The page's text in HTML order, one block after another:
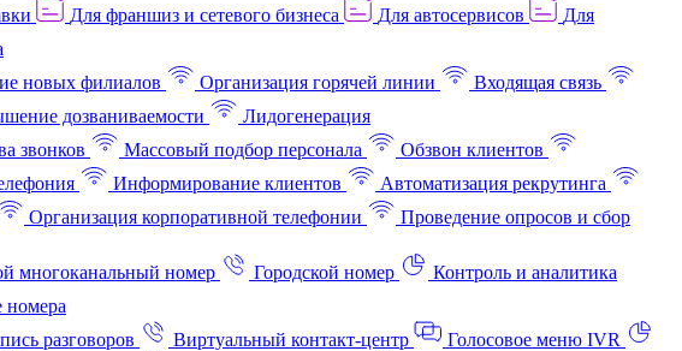
Для франшиз и сетевого бизнеса Для автосервисов
Для
новых филиалов Организация горячей линии
Входящая связь
дозваниваемости
Лидогенерация
звонков Массовый подбор персонала
Обзвон клиентов
Информирование клиентов
Автоматизация рекрутинга
Организация корпоративной телефонии
Проведение опросов и сбор
многоканальный номер Городской номер
Контроль и аналитика
номера
разговоров Виртуальный контакт‑центр
Голосовое меню IVR